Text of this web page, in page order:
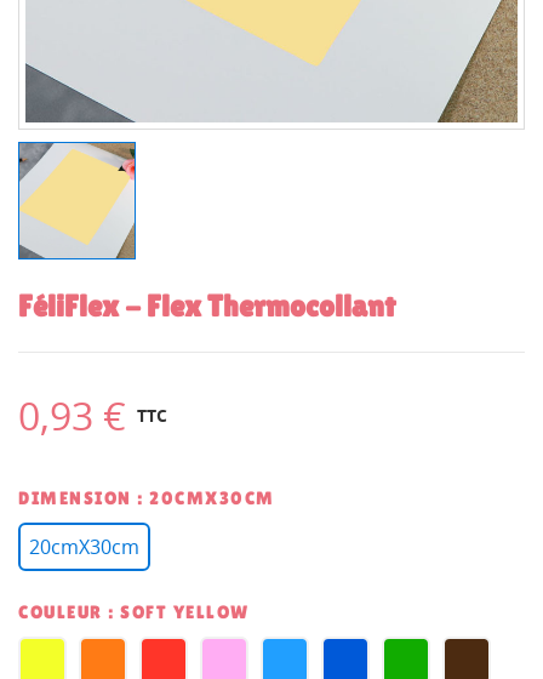
FéliFlex - Flex Thermocollant
0,93 € TTC
DIMENSION : 20CMX30CM
20cmX30cm
COULEUR : SOFT YELLOW